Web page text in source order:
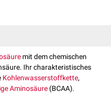
mit dem chemischen
Ihr charakteristisches
Kohlenwasserstoffkette,
Aminosäure (BCAA).